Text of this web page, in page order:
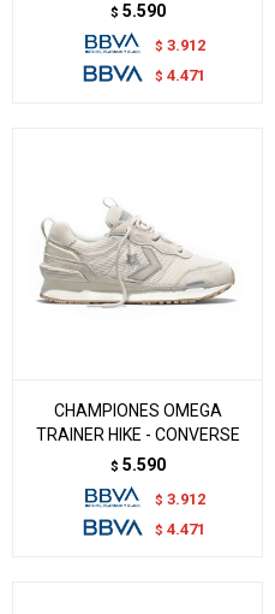
$ 5.590
$ 3.912
$ 4.471
CHAMPIONES OMEGA
TRAINER HIKE - CONVERSE
$ 5.590
$ 3.912
$ 4.471